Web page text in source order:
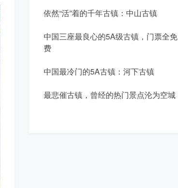
依然“活”着的千年古镇：中山古镇
中国三座最良心的5A级古镇，门票全免
费
中国最冷门的5A古镇：河下古镇
最悲催古镇，曾经的热门景点沦为空城